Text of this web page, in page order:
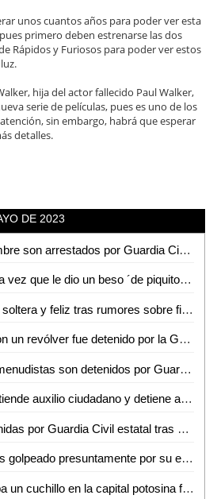
unos cuantos años para poder ver esta
primero deben estrenarse las dos
Rápidos y Furiosos para poder ver estos
hija del actor fallecido Paul Walker,
serie de películas, pues es uno de los
sin embargo, habrá que esperar
detalles.
DE 2023
Dos mujeres y un hombre son arrestados por Guardia Civil estatal por el probable delito de robo
Luis Miguel recuerda la vez que le dio un beso ´de piquito´ a María Félix
Karely Ruiz dice estar soltera y feliz tras rumores sobre fin de relación con Santa Fe Klan
Un hombre armado con un revólver fue detenido por la Guardia Civil estatal
Tres presuntos narcomenudistas son detenidos por Guardia Civil estatal; se aseguraron 121 dosis de droga
Guardia Civil estatal atiende auxilio ciudadano y detiene a presunto por daños y amenazas
18 personas son detenidas por Guardia Civil estatal tras asegurarles dosis de droga en distintos operativos
Fan de Grupo Firme es golpeado presuntamente por su equipo de seguridad en calles de la CdMx
Un hombre que portaba un cuchillo en la capital potosina fue detenido por la Guardia Civil estatal